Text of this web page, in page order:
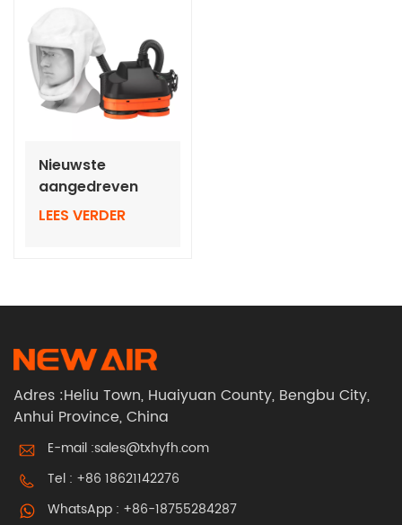
Nieuwste
aangedreven
luchtmasker
LEES VERDER
Adres :Heliu Town, Huaiyuan County, Bengbu City,
Anhui Province, China
E-mail :sales@txhyfh.com
Tel : +86 18621142276
WhatsApp : +86-18755284287